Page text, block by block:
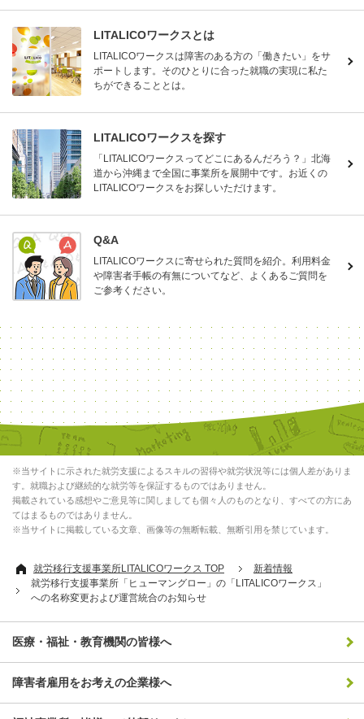
LITALICOワークスとは
LITALICOワークスは障害のある方の「働きたい」をサ
ポートします。そのひとりに合った就職の実現に私た
ちができることとは。
LITALICOワークスを探す
「LITALICOワークスってどこにあるんだろう？」北海
道から沖縄まで全国に事業所を展開中です。お近くの
LITALICOワークスをお探しいただけます。
Q&A
LITALICOワークスに寄せられた質問を紹介。利用料金
や障害者手帳の有無についてなど、よくあるご質問を
ご参考ください。
※当サイトに示された就労支援によるスキルの習得や就労状況等には個人差がありま
す。就職および継続的な就労等を保証するものではありません。
掲載されている感想やご意見等に関しましても個々人のものとなり、すべての方にあ
てはまるものではありません。
※当サイトに掲載している文章、画像等の無断転載、無断引用を禁じています。
就労移行支援事業所LITALICOワークス TOP
新着情報
就労移行支援事業所「ヒューマングロー」の「LITALICOワークス」
への名称変更および運営統合のお知らせ
医療・福祉・教育機関の皆様へ
障害者雇用をお考えの企業様へ